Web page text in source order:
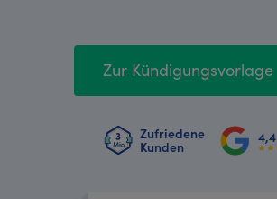
Zur Kündigungsvorlage
Zufriedene
Kunden
4,4